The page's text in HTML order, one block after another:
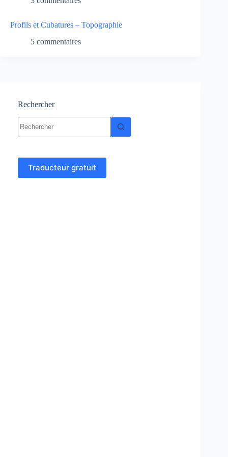
Profils et Cubatures – Topographie
5 commentaires
Rechercher
résultat
Traducteur gratuit